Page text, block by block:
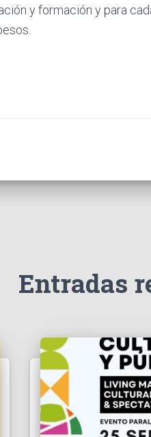
y formación y para
Entradas